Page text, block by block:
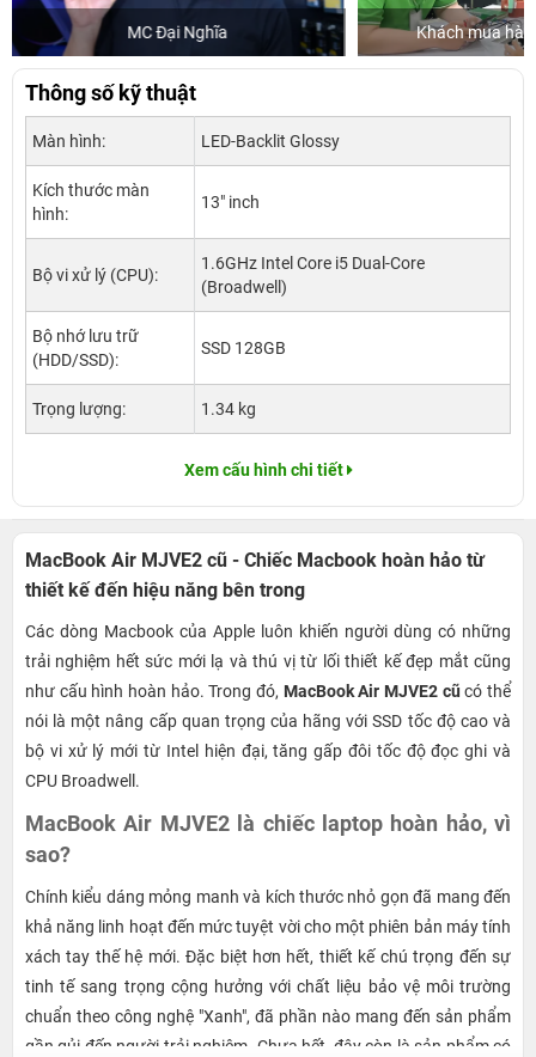
Khách mua hàng tại 24hStore
Thông số kỹ thuật
Màn hình: LED-Backlit Glossy
Kích thước màn
hình:
13" inch
Bộ vi xử lý (CPU):
1.6GHz Intel Core i5 Dual-Core
(Broadwell)
Bộ nhớ lưu trữ
(HDD/SSD):
SSD 128GB
Trọng lượng: 1.34 kg
Xem cấu hình chi tiết
MacBook Air MJVE2 cũ - Chiếc Macbook hoàn hảo từ
thiết kế đến hiệu năng bên trong
Các dòng Macbook của Apple luôn khiến người dùng có những
trải nghiệm hết sức mới lạ và thú vị từ lối thiết kế đẹp mắt cũng
như cấu hình hoàn hảo. Trong đó, MacBook Air MJVE2 cũ có thể
nói là một nâng cấp quan trọng của hãng với SSD tốc độ cao và
bộ vi xử lý mới từ Intel hiện đại, tăng gấp đôi tốc độ đọc ghi và
CPU Broadwell.
MacBook Air MJVE2là chiếc laptop hoàn hảo, vì
sao?
Chính kiểu dáng mỏng manh và kích thước nhỏ gọn đã mang đến
khả năng linh hoạt đến mức tuyệt vời cho một phiên bản máy tính
xách tay thế hệ mới. Đặc biệt hơn hết, thiết kế chú trọng đến sự
tinh tế sang trọng cộng hưởng với chất liệu bảo vệ môi trường
chuẩn theo công nghệ "Xanh", đã phần nào mang đến sản phẩm
gần gủi đến người trải nghiệm. Chưa hết, đây còn là sản phẩm có